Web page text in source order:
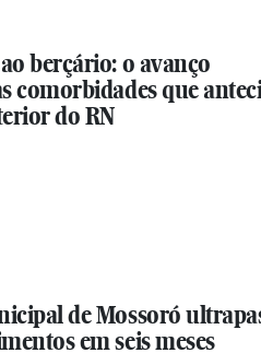
berçário: o avanço
comorbidades que
do RN
de Mossoró
em seis meses